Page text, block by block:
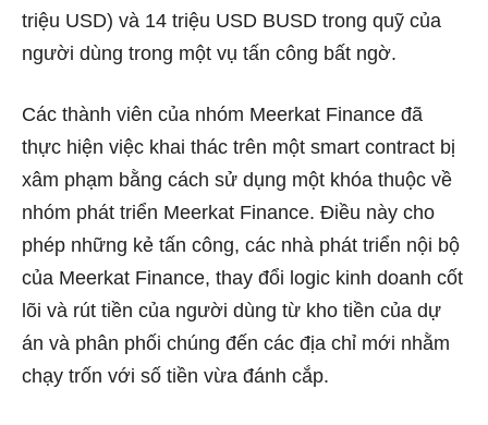
triệu USD) và 14 triệu USD BUSD trong quỹ của
người dùng trong một vụ tấn công bất ngờ.
Các thành viên của nhóm Meerkat Finance đã
thực hiện việc khai thác trên một smart contract bị
xâm phạm bằng cách sử dụng một khóa thuộc về
nhóm phát triển Meerkat Finance. Điều này cho
phép những kẻ tấn công, các nhà phát triển nội bộ
của Meerkat Finance, thay đổi logic kinh doanh cốt
lõi và rút tiền của người dùng từ kho tiền của dự
án và phân phối chúng đến các địa chỉ mới nhằm
chạy trốn với số tiền vừa đánh cắp.